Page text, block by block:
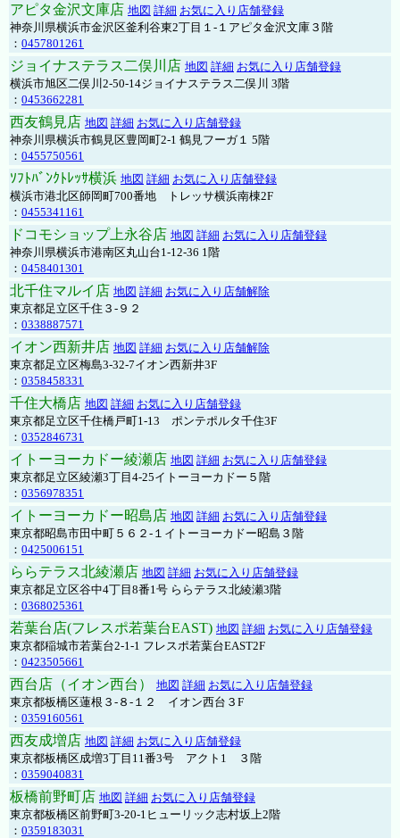
アピタ金沢文庫店 地図 詳細 お気に入り店舗登録
神奈川県横浜市金沢区釜利谷東2丁目１-１アピタ金沢文庫３階
： 0457801261
ジョイナステラス二俣川店 地図 詳細 お気に入り店舗登録
横浜市旭区二俣川2-50-14ジョイナステラス二俣川 3階
： 0453662281
西友鶴見店 地図 詳細 お気に入り店舗登録
神奈川県横浜市鶴見区豊岡町2-1 鶴見フーガ１ 5階
： 0455750561
ｿﾌﾄﾊﾞﾝｸﾄﾚｯｻ横浜 地図 詳細 お気に入り店舗登録
横浜市港北区師岡町700番地 トレッサ横浜南棟2F
： 0455341161
ドコモショップ上永谷店 地図 詳細 お気に入り店舗登録
神奈川県横浜市港南区丸山台1-12-36 1階
： 0458401301
北千住マルイ店 地図 詳細 お気に入り店舗解除
東京都足立区千住３-９２
： 0338887571
イオン西新井店 地図 詳細 お気に入り店舗解除
東京都足立区梅島3-32-7イオン西新井3F
： 0358458331
千住大橋店 地図 詳細 お気に入り店舗登録
東京都足立区千住橋戸町1-13 ポンテポルタ千住3F
： 0352846731
イトーヨーカドー綾瀬店 地図 詳細 お気に入り店舗登録
東京都足立区綾瀬3丁目4-25イトーヨーカドー５階
： 0356978351
イトーヨーカドー昭島店 地図 詳細 お気に入り店舗登録
東京都昭島市田中町５６２-１イトーヨーカドー昭島３階
： 0425006151
ららテラス北綾瀬店 地図 詳細 お気に入り店舗登録
東京都足立区谷中4丁目8番1号 ららテラス北綾瀬3階
： 0368025361
若葉台店(フレスポ若葉台EAST) 地図 詳細 お気に入り店舗登録
東京都稲城市若葉台2-1-1 フレスポ若葉台EAST2F
： 0423505661
西台店（イオン西台） 地図 詳細 お気に入り店舗登録
東京都板橋区蓮根３-８-１２ イオン西台３F
： 0359160561
西友成増店 地図 詳細 お気に入り店舗登録
東京都板橋区成増3丁目11番3号 アクト1 ３階
： 0359040831
板橋前野町店 地図 詳細 お気に入り店舗登録
東京都板橋区前野町3-20-1ヒューリック志村坂上2階
： 0359183031